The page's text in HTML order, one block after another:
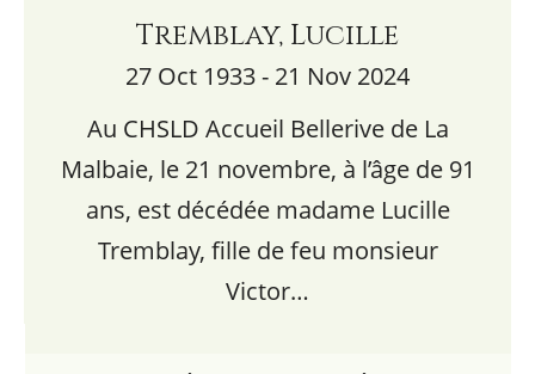
Tremblay, Lucille
27 Oct 1933 - 21 Nov 2024
Au CHSLD Accueil Bellerive de La
Malbaie, le 21 novembre, à l’âge de 91
ans, est décédée madame Lucille
Tremblay, fille de feu monsieur
Victor…